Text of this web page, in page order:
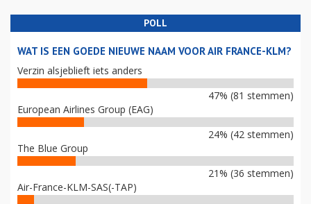
POLL
WAT IS EEN GOEDE NIEUWE NAAM VOOR AIR FRANCE-KLM?
Verzin alsjeblieft iets anders
47% (81 stemmen)
European Airlines Group (EAG)
24% (42 stemmen)
The Blue Group
21% (36 stemmen)
Air-France-KLM-SAS(-TAP)